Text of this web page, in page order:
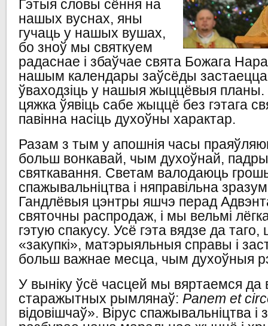
Гэтыя словы сёння на
нашых вуснах, яны
гучаць у нашых вушах,
бо зноў мы святкуем
радаснае і збаўчае свята Божага
нашым календары заўсёды
ўваходзіць у нашыя жыццёвыя
цяжка ўявіць сабе жыццё без гэтага
павінна насіць духоўны характар.
Разам з тым у апошнія часы
больш вонкавай, чым духоўнай,
святкавання. Светам валодаюць
спажывальніцтва і няправільна
Гандлёвыя цэнтры яшчэ перад
святочны распродаж, і мы вельмі
гэтую спакусу. Усё гэта вядзе да
«закупкі», матэрыяльныя справы і
больш важнае месца, чым духоўныя
У выніку ўсё часцей мы вяртаемся да
старажытных рымлянаў:Panem et
відовішчаў». Вірус спажывальніцтва і